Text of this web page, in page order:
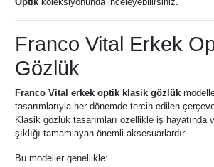
Franco Vital Erkek
Gözlük
Franco Vital erkek optik klasik gözlük
tasarımlarıyla her dönemde tercih edilen
Klasik gözlük tasarımları özellikle iş hayatında
şıklığı tamamlayan önemli aksesuarlardır.
Bu modeller genellikle: